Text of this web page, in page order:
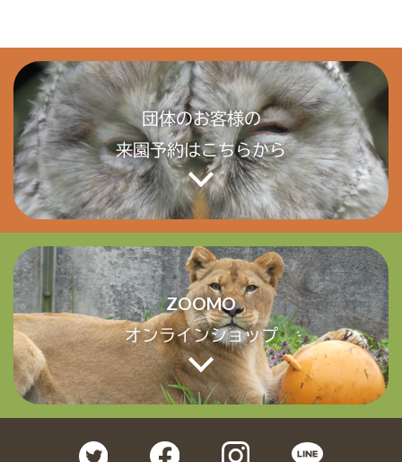
団体のお客様の
来園予約はこちらから
ZOOMO
オンラインショップ